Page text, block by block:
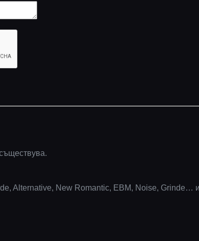
Alternative, New Romantic, EBM, Noise, Grinde…